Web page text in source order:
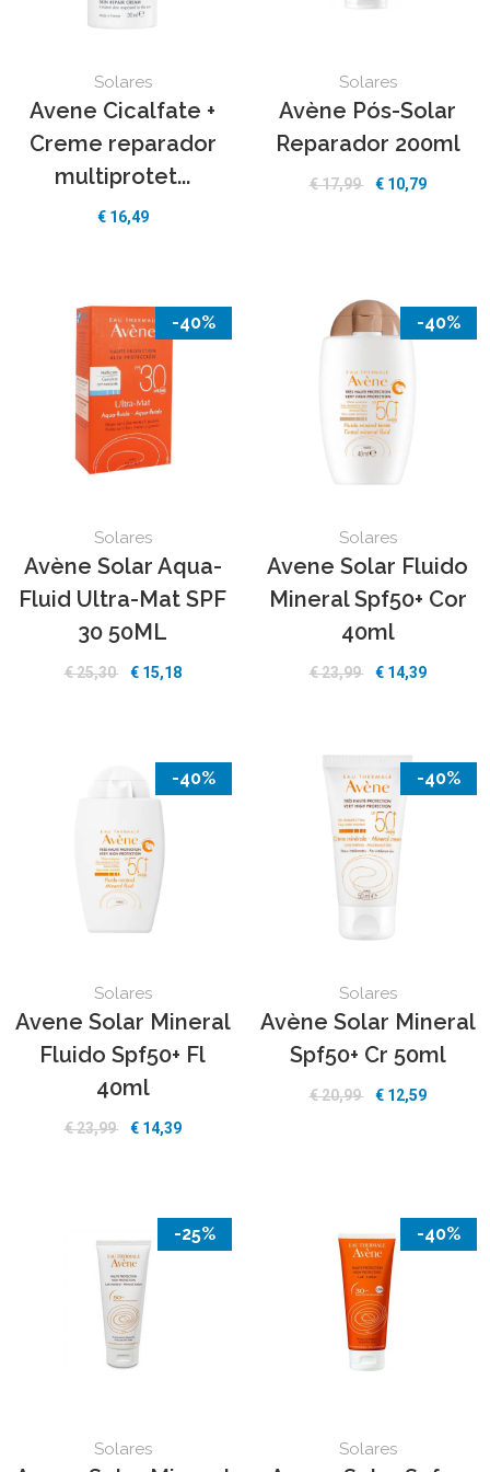
Solares
Avene Cicalfate +
Creme reparador
multiprotet...
€ 16,49
Solares
Avène Pós-Solar
Reparador 200ml
€ 17,99 € 10,79
-40%
Solares
Avène Solar Aqua-
Fluid Ultra-Mat SPF
30 50ML
€ 25,30 € 15,18
-40%
Solares
Avene Solar Fluido
Mineral Spf50+ Cor
40ml
€ 23,99 € 14,39
-40%
Solares
Avene Solar Mineral
Fluido Spf50+ Fl
40ml
€ 23,99 € 14,39
-40%
Solares
Avène Solar Mineral
Spf50+ Cr 50ml
€ 20,99 € 12,59
-25%
Solares
-40%
Solares